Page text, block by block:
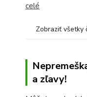
celé
Zobraziť všetky
a zľavy!